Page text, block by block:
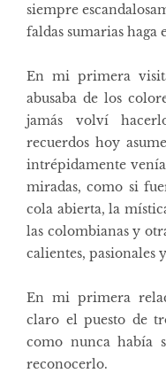
siempre
faldas sumarias haga
En mi primera
abusaba de los
jamás volví
recuerdos hoy
intrépidamente
miradas, como si
cola abierta, la
las colombianas y
calientes, pasionales
En mi primera
claro el puesto de
como nunca había
reconocerlo.